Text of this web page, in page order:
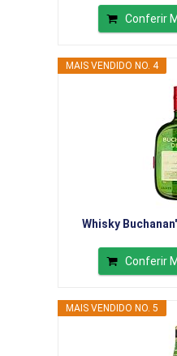
Conferir
MAIS VENDIDO NO. 4
Whisky
Conferir
MAIS VENDIDO NO. 5